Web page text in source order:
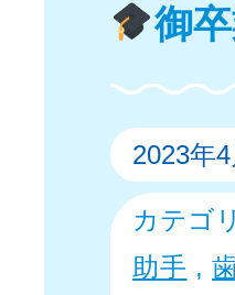
御
2023年
カテゴ
助手 ,